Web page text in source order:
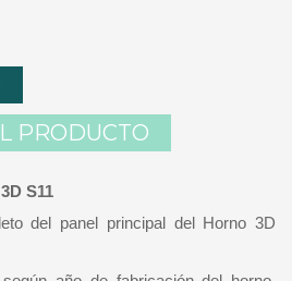
PRODUCTO
S11
del panel principal del Horno 3D